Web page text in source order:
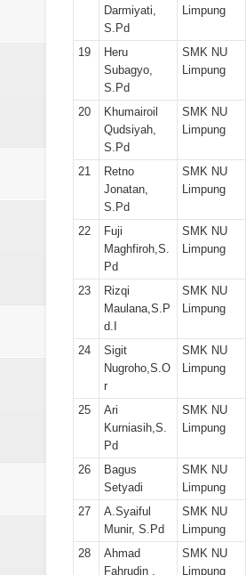
Darmiyati,
S.Pd
Limpung
19
Heru
Subagyo,
S.Pd
SMK NU
Limpung
20
Khumairoil
Qudsiyah,
S.Pd
SMK NU
Limpung
21
Retno
Jonatan,
S.Pd
SMK NU
Limpung
22
Fuji
Maghfiroh,S.
Pd
SMK NU
Limpung
23
Rizqi
Maulana,S.P
d.I
SMK NU
Limpung
24
Sigit
Nugroho,S.O
r
SMK NU
Limpung
25
Ari
Kurniasih,S.
Pd
SMK NU
Limpung
26
Bagus
Setyadi
SMK NU
Limpung
27
A.Syaiful
Munir, S.Pd
SMK NU
Limpung
28
Ahmad
Fahrudin ,
SMK NU
Limpung